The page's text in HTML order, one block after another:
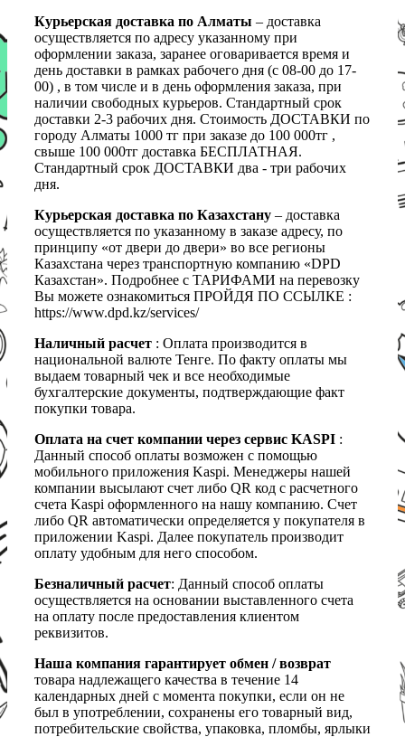
Курьерская доставка по Алматы – доставка
осуществляется по адресу указанному при
оформлении заказа, заранее оговаривается время и
день доставки в рамках рабочего дня (с 08-00 до 17-
00) , в том числе и в день оформления заказа, при
наличии свободных курьеров. Стандартный срок
доставки 2-3 рабочих дня. Стоимость ДОСТАВКИ по
городу Алматы 1000 тг при заказе до 100 000тг ,
свыше 100 000тг доставка БЕСПЛАТНАЯ.
Стандартный срок ДОСТАВКИ два - три рабочих
дня.
Курьерская доставка по Казахстану – доставка
осуществляется по указанному в заказе адресу, по
принципу «от двери до двери» во все регионы
Казахстана через транспортную компанию «DPD
Казахстан». Подробнее с ТАРИФАМИ на перевозку
Вы можете ознакомиться ПРОЙДЯ ПО ССЫЛКЕ :
https://www.dpd.kz/services/
Наличный расчет : Оплата производится в
национальной валюте Тенге. По факту оплаты мы
выдаем товарный чек и все необходимые
бухгалтерские документы, подтверждающие факт
покупки товара.
Оплата на счет компании через сервис KASPI :
Данный способ оплаты возможен с помощью
мобильного приложения Kaspi. Менеджеры нашей
компании высылают счет либо QR код с расчетного
счета Kaspi оформленного на нашу компанию. Счет
либо QR автоматически определяется у покупателя в
приложении Kaspi. Далее покупатель производит
оплату удобным для него способом.
Безналичный расчет: Данный способ оплаты
осуществляется на основании выставленного счета
на оплату после предоставления клиентом
реквизитов.
Наша компания гарантирует обмен / возврат
товара надлежащего качества в течение 14
календарных дней с момента покупки, если он не
был в употреблении, сохранены его товарный вид,
потребительские свойства, упаковка, пломбы, ярлыки